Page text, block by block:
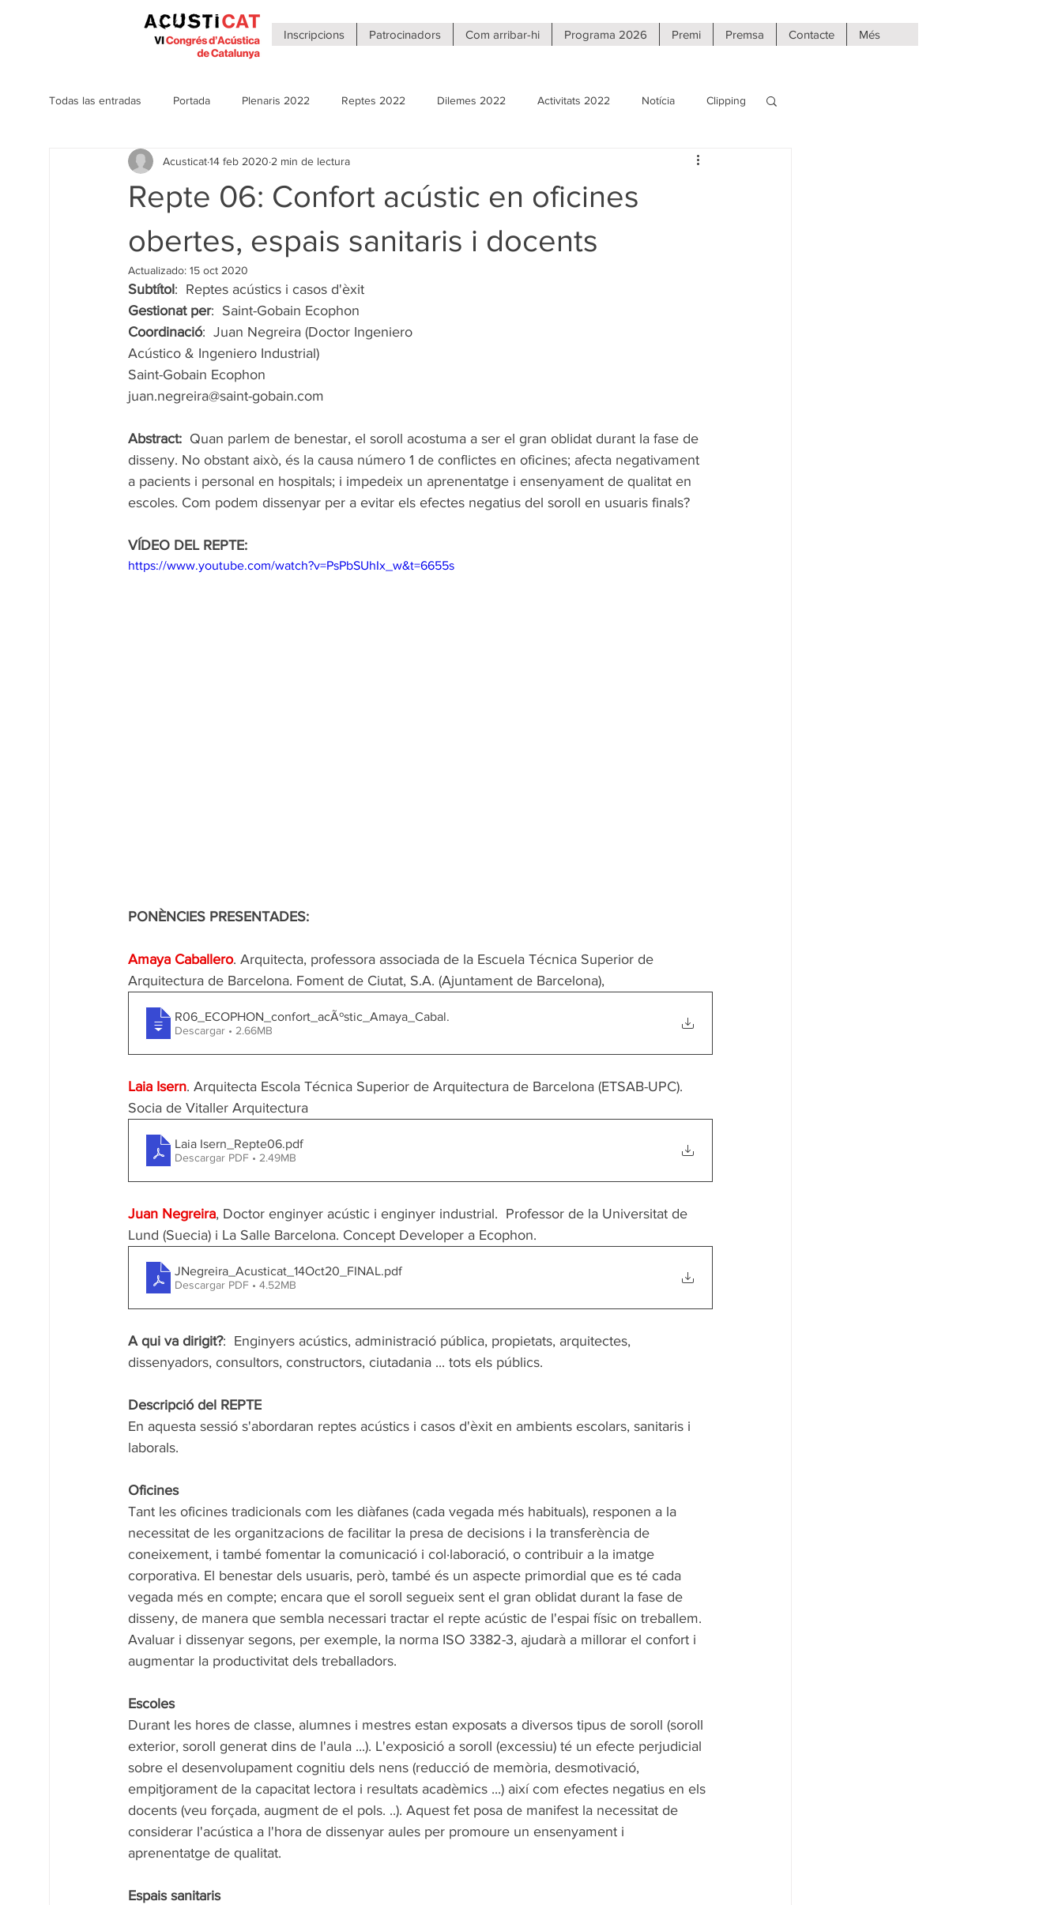
Inscripcions Patrocinadors Com arribar-hi Programa 2026 Premi Premsa Contacte Més
Todas las entradas Portada Plenaris 2022 Reptes 2022 Dilemes 2022 Activitats 2022 Notícia Clipping
Notícies anteriors Congressos Plenaris 2020 Fira virtual
Repte 06: Confort acústic en oficines
obertes, espais sanitaris i docents
Acusticat14 feb 2020 2 min de lectura
Actualizado: 15 oct 2020
Subtítol:  Reptes acústics i casos d'èxit
Gestionat per:  Saint-Gobain Ecophon
Coordinació:  Juan Negreira (Doctor Ingeniero
Acústico & Ingeniero Industrial)
Saint-Gobain Ecophon
juan.negreira@saint-gobain.com
Abstract: Quan parlem de benestar, el soroll acostuma a ser el gran oblidat durant la fase de
disseny. No obstant això, és la causa número 1 de conflictes en oficines; afecta negativament
a pacients i personal en hospitals; i impedeix un aprenentatge i ensenyament de qualitat en
escoles. Com podem dissenyar per a evitar els efectes negatius del soroll en usuaris finals?
VÍDEO DEL REPTE:
https://www.youtube.com/watch?v=PsPbSUhIx_w&t=6655s
PONÈNCIES PRESENTADES:
Amaya Caballero. Arquitecta, professora associada de la Escuela Técnica Superior de
Arquitectura de Barcelona. Foment de Ciutat, S.A. (Ajuntament de Barcelona),
R06_ECOPHON_confort_acÃºstic_Amaya_Cabal.
Descargar • 2.66MB
Laia Isern. Arquitecta Escola Técnica Superior de Arquitectura de Barcelona (ETSAB-UPC).
Socia de Vitaller Arquitectura
Laia Isern_Repte06.pdf
Descargar PDF • 2.49MB
Juan Negreira, Doctor enginyer acústic i enginyer industrial.  Professor de la Universitat de
Lund (Suecia) i La Salle Barcelona. Concept Developer a Ecophon.
JNegreira_Acusticat_14Oct20_FINAL.pdf
Descargar PDF • 4.52MB
A qui va dirigit?:  Enginyers acústics, administració pública, propietats, arquitectes,
dissenyadors, consultors, constructors, ciutadania ... tots els públics.
Descripció del REPTE
En aquesta sessió s'abordaran reptes acústics i casos d'èxit en ambients escolars, sanitaris i
laborals.
Oficines
Tant les oficines tradicionals com les diàfanes (cada vegada més habituals), responen a la
necessitat de les organitzacions de facilitar la presa de decisions i la transferència de
coneixement, i també fomentar la comunicació i col·laboració, o contribuir a la imatge
corporativa. El benestar dels usuaris, però, també és un aspecte primordial que es té cada
vegada més en compte; encara que el soroll segueix sent el gran oblidat durant la fase de
disseny, de manera que sembla necessari tractar el repte acústic de l'espai físic on treballem.
Avaluar i dissenyar segons, per exemple, la norma ISO 3382-3, ajudarà a millorar el confort i
augmentar la productivitat dels treballadors.
Escoles
Durant les hores de classe, alumnes i mestres estan exposats a diversos tipus de soroll (soroll
exterior, soroll generat dins de l'aula ...). L'exposició a soroll (excessiu) té un efecte perjudicial
sobre el desenvolupament cognitiu dels nens (reducció de memòria, desmotivació,
empitjorament de la capacitat lectora i resultats acadèmics ...) així com efectes negatius en els
docents (veu forçada, augment de el pols. ..). Aquest fet posa de manifest la necessitat de
considerar l'acústica a l'hora de dissenyar aules per promoure un ensenyament i
aprenentatge de qualitat.
Espais sanitaris